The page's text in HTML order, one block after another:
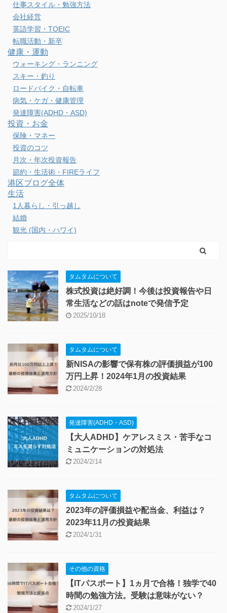
仕事スタイル・勉強方法
会社経営
英語学習・TOEIC
転職活動・新卒
健康・運動
ウォーキング・ランニング
スキー・釣り
ロードバイク・自転車
病気・ケガ・健康管理
発達障害(ADHD・ASD)
投資・お金
保険・マネー
投資のコツ
月次・年次投資報告
節約・生活術・FIREライフ
港区ブログ全体
生活
1人暮らし・引っ越し
結婚
観光 (国内・ハワイ)
タムタムについて
株式投資は絶好調！今後は投資報告や日
常生活などの話はnoteで発信予定
2025/10/18
タムタムについて
新NISAの影響で保有株の評価損益が100
万円上昇！2024年1月の投資結果
2024/2/28
発達障害(ADHD・ASD)
【大人ADHD】ケアレスミス・苦手なコ
ミュニケーションの対処法
2024/2/14
タムタムについて
2023年の評価損益や配当金、利益は？
2023年11月の投資結果
2024/1/31
その他の資格
【ITパスポート】1ヵ月で合格！独学で40
時間の勉強方法。受験は意味がない？
2024/1/27